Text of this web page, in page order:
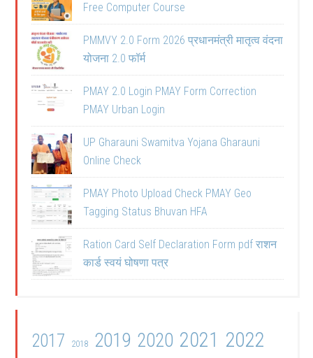
Free Computer Course
PMMVY 2.0 Form 2026 प्रधानमंत्री मातृत्व वंदना
योजना 2.0 फॉर्म
PMAY 2.0 Login PMAY Form Correction
PMAY Urban Login
UP Gharauni Swamitva Yojana Gharauni
Online Check
PMAY Photo Upload Check PMAY Geo
Tagging Status Bhuvan HFA
Ration Card Self Declaration Form pdf राशन
कार्ड स्वयं घोषणा पत्र
2017 2018 2019 2020 2021 2022